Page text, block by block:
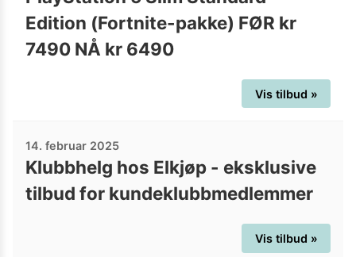
Edition (Fortnite-pakke) FØR kr
7490 NÅ kr 6490
Vis tilbud »
14. februar 2025
Klubbhelg hos Elkjøp - eksklusive
tilbud for kundeklubbmedlemmer
Vis tilbud »